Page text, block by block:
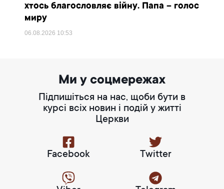
хтось благословляє війну. Папа – голос
миру
06.08.2026 10:53
Ми у соцмережах
Підпишіться на нас, щоби бути в
курсі всіх новин і подій у житті
Церкви
Facebook Twitter